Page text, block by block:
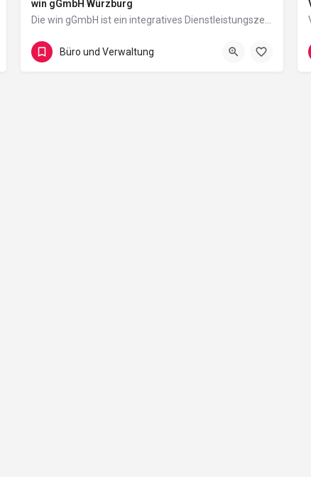
win gGmbH Würzburg
Heidingsfeld
Büro und Verwaltung